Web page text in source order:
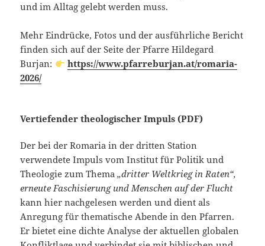
und im Alltag gelebt werden muss.
Mehr Eindrücke, Fotos und der ausführliche Bericht
finden sich auf der Seite der Pfarre Hildegard
Burjan:
https://www.pfarreburjan.at/romaria-
2026/
Vertiefender theologischer Impuls (PDF)
Der bei der Romaria in der dritten Station
verwendete Impuls vom Institut für Politik und
Theologie zum Thema„dritter Weltkrieg in Raten“,
erneute Faschisierung und Menschen auf der Flucht
kann hier nachgelesen werden und dient als
Anregung für thematische Abende in den Pfarren.
Er bietet eine dichte Analyse der aktuellen globalen